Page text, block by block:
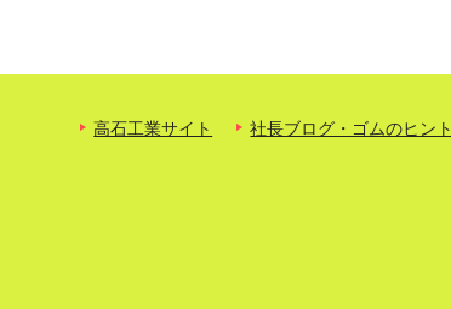
高石工業サイト 社長ブログ・ゴムのヒント